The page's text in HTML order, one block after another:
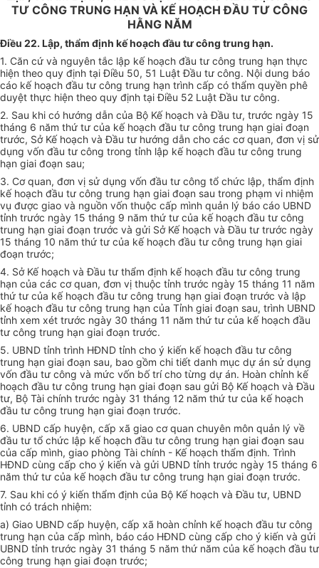
TƯ CÔNG TRUNG HẠN VÀ KẾ HOẠCH ĐẦU TƯ CÔNG
HẰNG NĂM
Điều 22. Lập, thẩm định kế hoạch đầu tư công trung hạn.
1. Căn cứ và nguyên tắc lập kế hoạch đầu tư công trung hạn thực
hiện theo quy định tại Điều 50, 51 Luật Đầu tư công. Nội dung báo
cáo kế hoạch đầu tư công trung hạn trình cấp có thẩm quyền phê
duyệt thực hiện theo quy định tại Điều 52 Luật Đầu tư công.
2. Sau khi có hướng dẫn của Bộ Kế hoạch và Đầu tư, trước ngày 15
tháng 6 năm thứ tư của kế hoạch đầu tư công trung hạn giai đoạn
trước, Sở Kế hoạch và Đầu tư hướng dẫn cho các cơ quan, đơn vị sử
dụng vốn đầu tư công trong tỉnh lập kế hoạch đầu tư công trung
hạn giai đoạn sau;
3. Cơ quan, đơn vị sử dụng vốn đầu tư công tổ chức lập, thẩm định
kế hoạch đầu tư công trung hạn giai đoạn sau trong phạm vi nhiệm
vụ được giao và nguồn vốn thuộc cấp mình quản lý báo cáo UBND
tỉnh trước ngày 15 tháng 9 năm thứ tư của kế hoạch đầu tư công
trung hạn giai đoạn trước và gửi Sở Kế hoạch và Đầu tư trước ngày
15 tháng 10 năm thứ tư của kế hoạch đầu tư công trung hạn giai
đoạn trước;
4. Sở Kế hoạch và Đầu tư thẩm định kế hoạch đầu tư công trung
hạn của các cơ quan, đơn vị thuộc tỉnh trước ngày 15 tháng 11 năm
thứ tư của kế hoạch đầu tư công trung hạn giai đoạn trước và lập
kế hoạch đầu tư công trung hạn của Tỉnh giai đoạn sau, trình UBND
tỉnh xem xét trước ngày 30 tháng 11 năm thứ tư của kế hoạch đầu
tư công trung hạn giai đoạn trước.
5. UBND tỉnh trình HĐND tỉnh cho ý kiến kế hoạch đầu tư công
trung hạn giai đoạn sau, bao gồm chi tiết danh mục dự án sử dụng
vốn đầu tư công và mức vốn bố trí cho từng dự án. Hoàn chỉnh kế
hoạch đầu tư công trung hạn giai đoạn sau gửi Bộ Kế hoạch và Đầu
tư, Bộ Tài chính trước ngày 31 tháng 12 năm thứ tư của kế hoạch
đầu tư công trung hạn giai đoạn trước.
6. UBND cấp huyện, cấp xã giao cơ quan chuyên môn quản lý về
đầu tư tổ chức lập kế hoạch đầu tư công trung hạn giai đoạn sau
của cấp mình, giao phòng Tài chính - Kế hoạch thẩm định. Trình
HĐND cùng cấp cho ý kiến và gửi UBND tỉnh trước ngày 15 tháng 6
năm thứ tư của kế hoạch đầu tư công trung hạn giai đoạn trước.
7. Sau khi có ý kiến thẩm định của Bộ Kế hoạch và Đầu tư, UBND
tỉnh có trách nhiệm:
a) Giao UBND cấp huyện, cấp xã hoàn chỉnh kế hoạch đầu tư công
trung hạn của cấp mình, báo cáo HĐND cùng cấp cho ý kiến và gửi
UBND tỉnh trước ngày 31 tháng 5 năm thứ năm của kế hoạch đầu tư
công trung hạn giai đoạn trước;